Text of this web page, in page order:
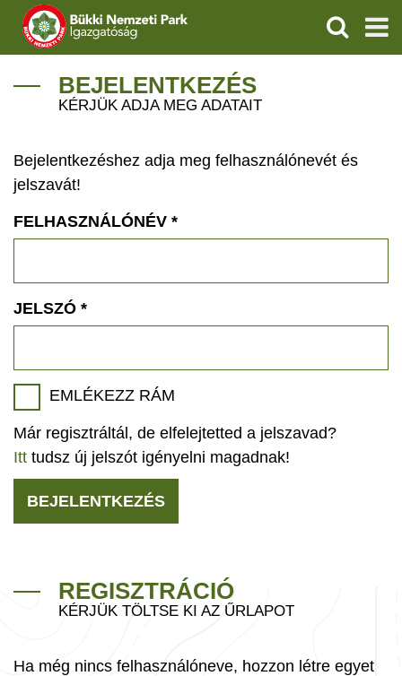
IGAZGATÓSÁG
VÍZVÉDELEM
ÖKOTURIZMUS
GEOPARKOK
KERESÉS
BEJELENTKEZÉS
KÉRJÜK ADJA MEG ADATAIT
Bejelentkezéshez adja meg felhasználónevét és
jelszavát!
FELHASZNÁLÓNÉV *
JELSZÓ *
EMLÉKEZZ RÁM
Már regisztráltál, de elfelejtetted a jelszavad?
Itt tudsz új jelszót igényelni magadnak!
BEJELENTKEZÉS
REGISZTRÁCIÓ
KÉRJÜK TÖLTSE KI AZ ŰRLAPOT
Ha még nincs felhasználóneve, hozzon létre egyet